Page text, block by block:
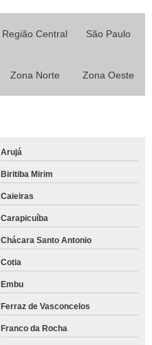
Região Central São Paulo
Zona Norte Zona Oeste
Arujá
Biritiba Mirim
Caieiras
Carapicuíba
Chácara Santo Antonio
Cotia
Embu
Ferraz de Vasconcelos
Franco da Rocha